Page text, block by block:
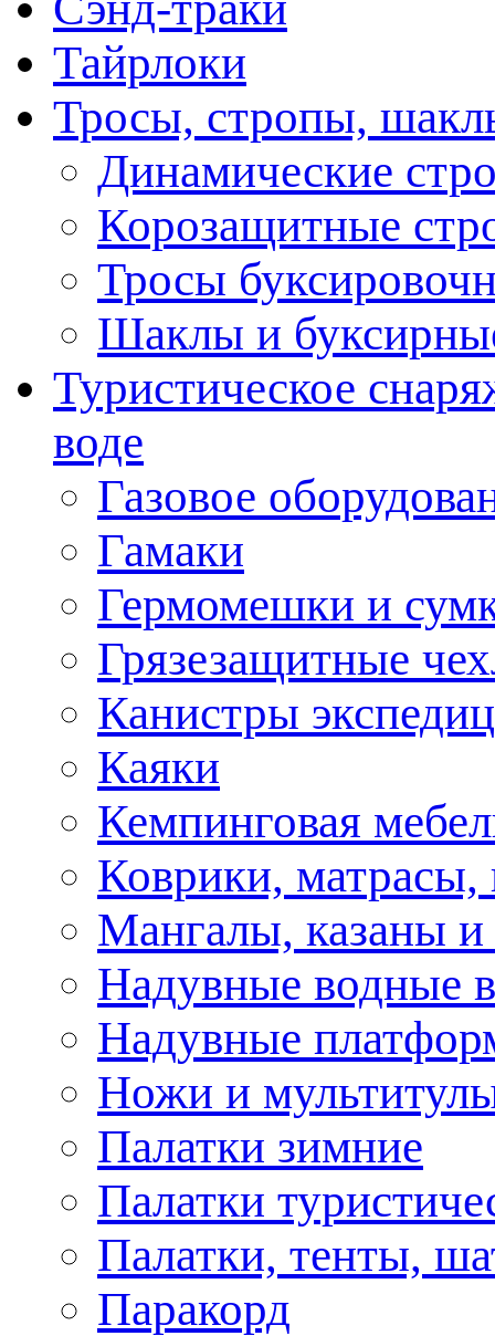
Тайрлоки
Тросы, стропы,
Динамические
Корозащитные
Тросы
Шаклы и
Туристическое
воде
Газовое
Гамаки
Гермомешки и
Грязезащитные
Канистры
Каяки
Кемпинговая
Коврики,
Мангалы, казаны и
Надувные водные
Надувные
Ножи и
Палатки зимние
Палатки
Палатки, тенты,
Паракорд